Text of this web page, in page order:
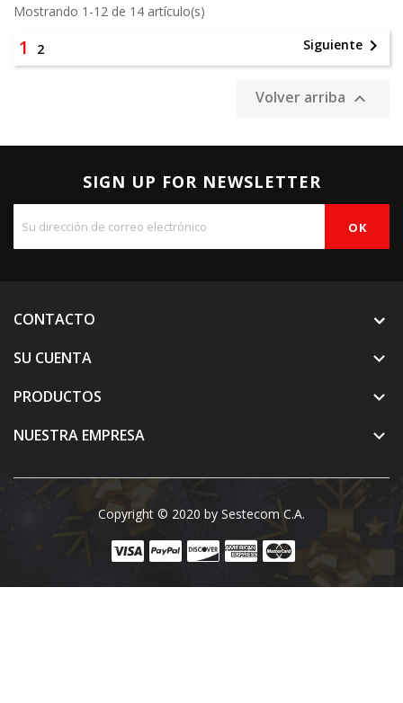
Mostrando 1-12 de 14 artículo(s)
1 2 Siguiente 
Volver arriba 
SIGN UP FOR NEWSLETTER
CONTACTO
SU CUENTA

PRODUCTOS 
NUESTRA EMPRESA 
Copyright © 2020 by Sestecom C.A.